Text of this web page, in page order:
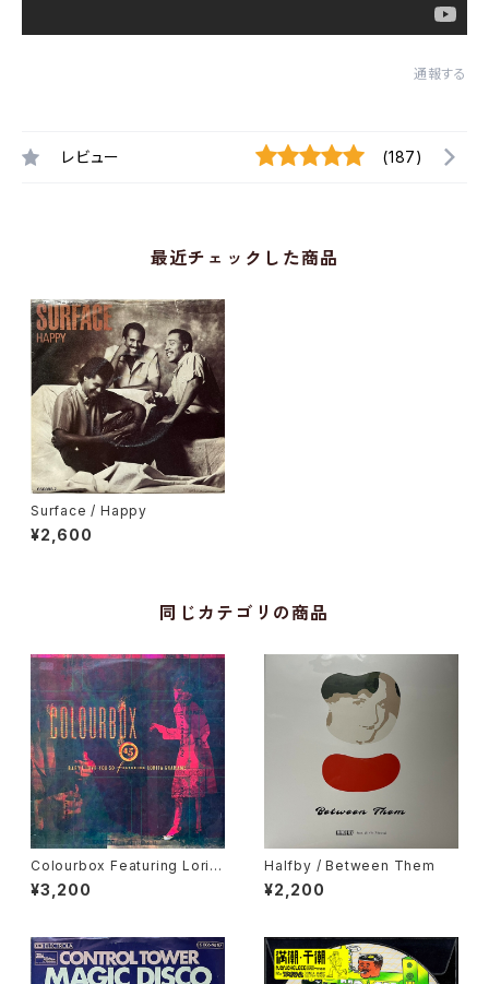
通報する
レビュー (187)
最近チェックした商品
Surface / Happy
¥2,600
同じカテゴリの商品
Colourbox Featuring Lorita
Grahame / Baby I Love You
So
¥3,200
Halfby / Between Them
¥2,200